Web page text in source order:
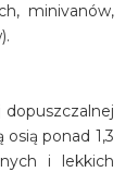
minivanów,
ponad 1,3
i lekkich